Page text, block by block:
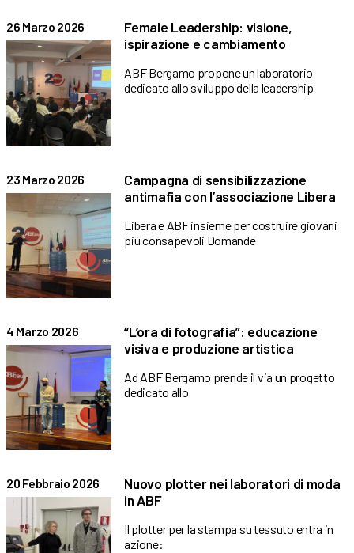
26 Marzo 2026
Female Leadership: visione,
ispirazione e cambiamento
ABF Bergamo propone un laboratorio
dedicato allo sviluppo della leadership
23 Marzo 2026
Campagna di sensibilizzazione
antimafia con l’associazione Libera
Libera e ABF insieme per costruire giovani
più consapevoli Domande
4 Marzo 2026
“L’ora di fotografia”: educazione
visiva e produzione artistica
Ad ABF Bergamo prende il via un progetto
dedicato allo
20 Febbraio 2026
Nuovo plotter nei laboratori di moda
in ABF
Il plotter per la stampa su tessuto entra in
azione: